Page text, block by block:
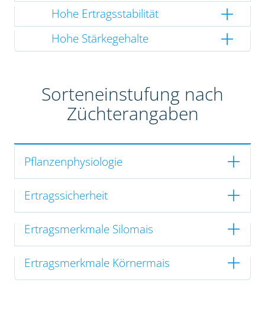
Hohe Ertragsstabilität
Hohe Stärkegehalte
Sorteneinstufung nach
Züchterangaben
Pflanzenphysiologie
Ertragssicherheit
Ertragsmerkmale Silomais
Ertragsmerkmale Körnermais